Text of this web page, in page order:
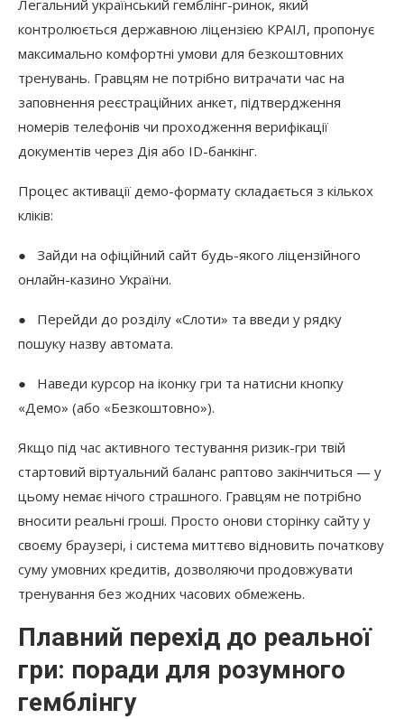
Легальний український гемблінг-ринок, який
контролюється державною ліцензією КРАІЛ, пропонує
максимально комфортні умови для безкоштовних
тренувань. Гравцям не потрібно витрачати час на
заповнення реєстраційних анкет, підтвердження
номерів телефонів чи проходження верифікації
документів через Дія або ID-банкінг.
Процес активації демо-формату складається з кількох
кліків:
● Зайди на офіційний сайт будь-якого ліцензійного
онлайн-казино України.
● Перейди до розділу «Слоти» та введи у рядку
пошуку назву автомата.
● Наведи курсор на іконку гри та натисни кнопку
«Демо» (або «Безкоштовно»).
Якщо під час активного тестування ризик-гри твій
стартовий віртуальний баланс раптово закінчиться — у
цьому немає нічого страшного. Гравцям не потрібно
вносити реальні гроші. Просто онови сторінку сайту у
своєму браузері, і система миттєво відновить початкову
суму умовних кредитів, дозволяючи продовжувати
тренування без жодних часових обмежень.
Плавний перехід до реальної
гри: поради для розумного
гемблінгу